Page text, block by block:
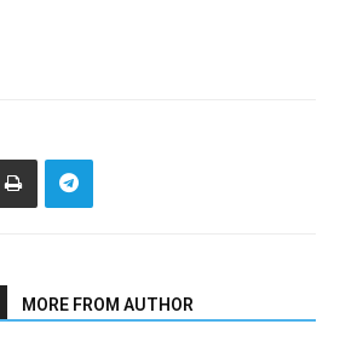
MORE FROM AUTHOR